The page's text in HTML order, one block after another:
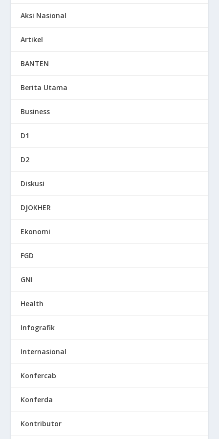
Aksi Nasional
Artikel
BANTEN
Berita Utama
Business
D1
D2
Diskusi
DJOKHER
Ekonomi
FGD
GNI
Health
Infografik
Internasional
Konfercab
Konferda
Kontributor